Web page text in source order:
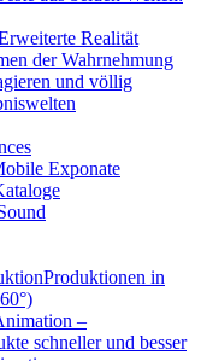
Realität
der Wahrnehmung
und völlig
Exponate
Produktionen in
–
schneller und besser